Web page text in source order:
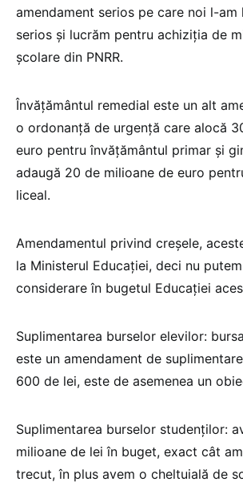
amendament serios pe care noi l-
serios și lucrăm pentru achiziția de
școlare din PNRR.
Învățământul remedial este un alt
o ordonanță de urgență care alocă
euro pentru învățământul primar și
adaugă 20 de milioane de euro
liceal.
Amendamentul privind creșele,
la Ministerul Educației, deci nu
considerare în bugetul Educației
Suplimentarea burselor elevilor:
este un amendament de
600 de lei, este de asemenea un
Suplimentarea burselor studenților:
milioane de lei în buget, exact cât
trecut, în plus avem o cheltuială de